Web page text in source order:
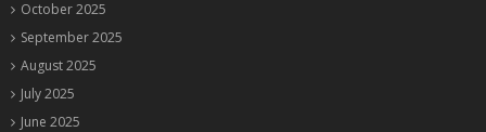
October 2025
September 2025
August 2025
July 2025
June 2025